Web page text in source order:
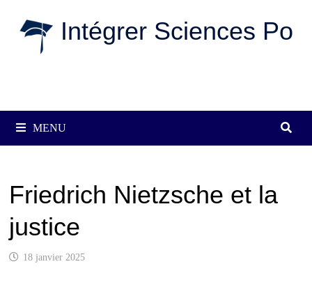
Intégrer Sciences Po
MENU
Friedrich Nietzsche et la
justice
18 janvier 2025